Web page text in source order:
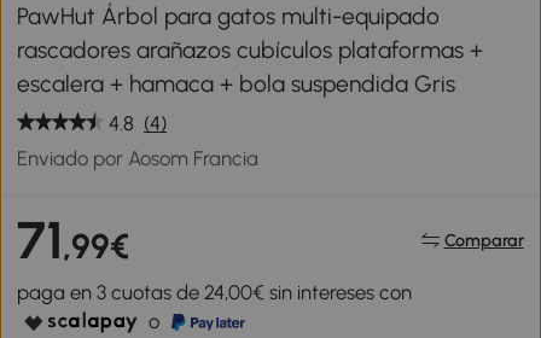
PawHut Árbol para gatos multi-equipado
rascadores arañazos cubículos plataformas +
escalera + hamaca + bola suspendida Gris
4.8 (4)
Enviado por Aosom Francia
71,99€ Comparar
paga en 3 cuotas de 24,00€ sin intereses con
o